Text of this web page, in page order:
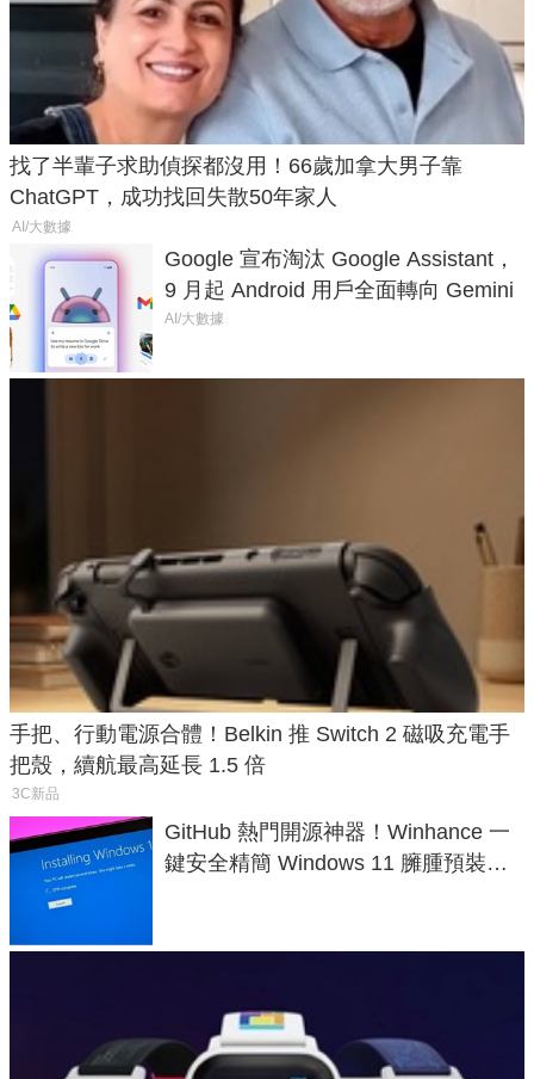
找了半輩子求助偵探都沒用！66歲加拿大男子靠
ChatGPT，成功找回失散50年家人
AI/大數據
Google 宣布淘汰 Google Assistant，
9 月起 Android 用戶全面轉向 Gemini
AI/大數據
手把、行動電源合體！Belkin 推 Switch 2 磁吸充電手
把殼，續航最高延長 1.5 倍
3C新品
GitHub 熱門開源神器！Winhance 一
鍵安全精簡 Windows 11 臃腫預裝軟